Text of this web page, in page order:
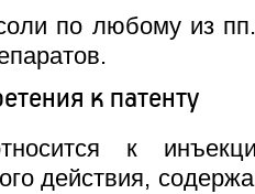
по любому из
к патенту
к
действия,